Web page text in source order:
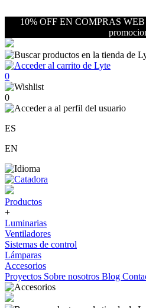
10% OFF EN COMPRAS WEB
0
0
ES
EN
Productos
+
Luminarias
Ventiladores
Sistemas de control
Lámparas
Accesorios
Proyectos Sobre nosotros Blog